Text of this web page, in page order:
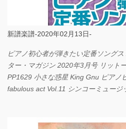
新譜楽譜-2020年02月13日-
ピアノ初心者が弾きたい定番ソング
ター・マガジン 2020年3月号 リッ
PP1629 小さな惑星 King Gnu ピア
fabulous act Vol.11 シンコーミュー